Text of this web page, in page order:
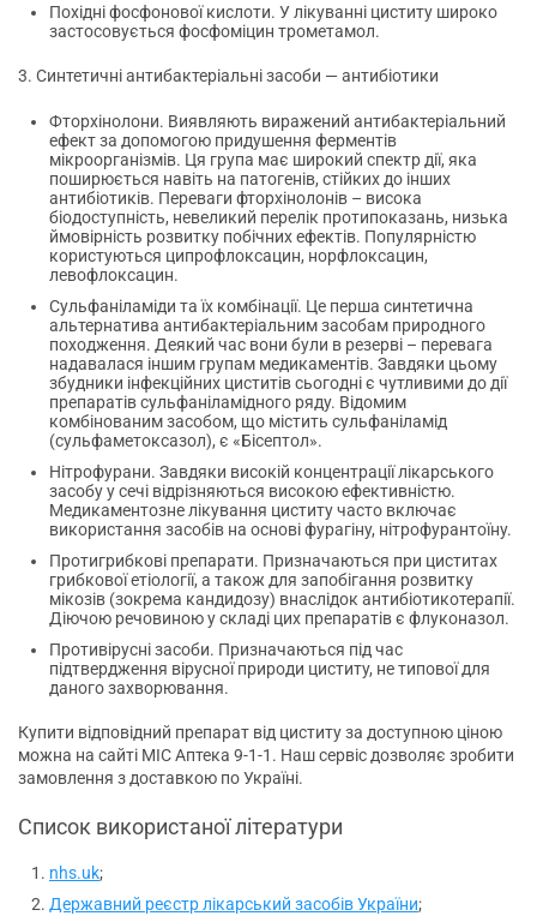
Похідні фосфонової кислоти. У лікуванні циститу широко
застосовується фосфоміцин трометамол.
3. Синтетичні антибактеріальні засоби — антибіотики
Фторхінолони. Виявляють виражений антибактеріальний
ефект за допомогою придушення ферментів
мікроорганізмів. Ця група має широкий спектр дії, яка
поширюється навіть на патогенів, стійких до інших
антибіотиків. Переваги фторхінолонів – висока
біодоступність, невеликий перелік протипоказань, низька
ймовірність розвитку побічних ефектів. Популярністю
користуються ципрофлоксацин, норфлоксацин,
левофлоксацин.
Сульфаніламіди та їх комбінації. Це перша синтетична
альтернатива антибактеріальним засобам природного
походження. Деякий час вони були в резерві – перевага
надавалася іншим групам медикаментів. Завдяки цьому
збудники інфекційних циститів сьогодні є чутливими до дії
препаратів сульфаніламідного ряду. Відомим
комбінованим засобом, що містить сульфаніламід
(сульфаметоксазол), є «Бісептол».
Нітрофурани. Завдяки високій концентрації лікарського
засобу у сечі відрізняються високою ефективністю.
Медикаментозне лікування циститу часто включає
використання засобів на основі фурагіну, нітрофурантоїну.
Протигрибкові препарати. Призначаються при циститах
грибкової етіології, а також для запобігання розвитку
мікозів (зокрема кандидозу) внаслідок антибіотикотерапії.
Діючою речовиною у складі цих препаратів є флуконазол.
Противірусні засоби. Призначаються під час
підтвердження вірусної природи циститу, не типової для
даного захворювання.
Купити відповідний препарат від циститу за доступною ціною
можна на сайті МІС Аптека 9-1-1. Наш сервіс дозволяє зробити
замовлення з доставкою по Україні.
Список використаної літератури
nhs.uk;
Державний реєстр лікарський засобів України;